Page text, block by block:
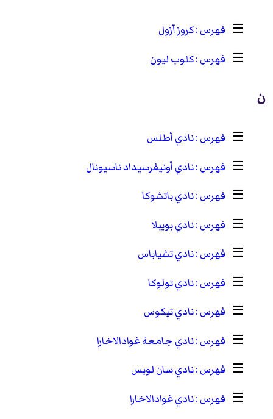
☰
كروز آزول
☰
كلوب ليون
ن
☰
نادي أطلس
☰
نادي أونيفرسيداد ناسيونال
☰
نادي باتشوكا
☰
نادي بويبلا
☰
نادي تشياباس
☰
نادي تولوكا
☰
نادي تيكوس
☰
نادي جامعة غوادالاخارا
☰
نادي سان لويس
☰
نادي غوادالاخارا